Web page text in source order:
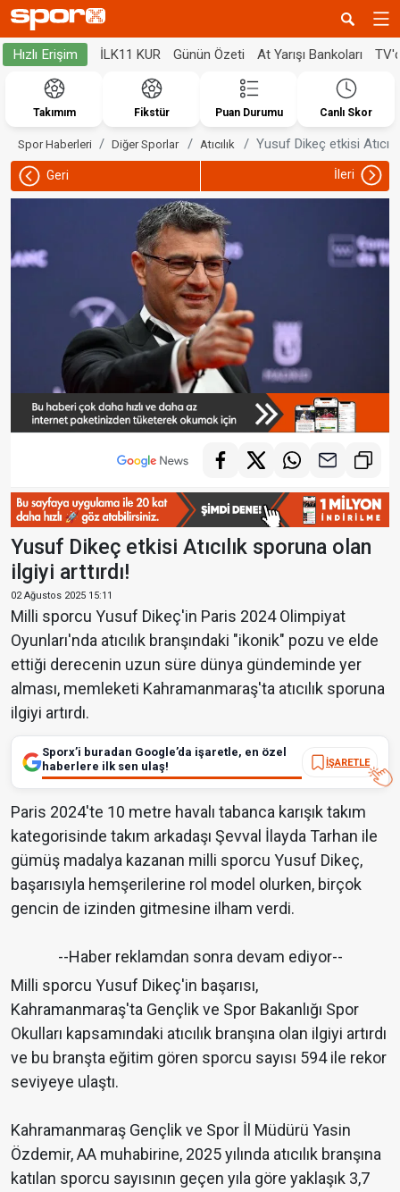
Hızlı Erişim İLK11 KUR Günün Özeti At Yarışı Bankoları
Takımım Fikstür Puan Durumu Canlı Skor
Spor Haberleri Diğer Sporlar Atıcılık Yusuf Dikeç etkisi
Geri İleri
Yusuf Dikeç etkisi Atıcılık sporuna olan
ilgiyi arttırdı!
02 Ağustos 2025 15:11
Milli sporcu Yusuf Dikeç'in Paris 2024 Olimpiyat
Oyunları'nda atıcılık branşındaki "ikonik" pozu ve elde
ettiği derecenin uzun süre dünya gündeminde yer
alması, memleketi Kahramanmaraş'ta atıcılık sporuna
ilgiyi artırdı.
Sporx’i buradan Google’da işaretle, en özel
haberlere ilk sen ulaş!
İŞARETLE
Paris 2024'te 10 metre havalı tabanca karışık takım
kategorisinde takım arkadaşı Şevval İlayda Tarhan ile
gümüş madalya kazanan milli sporcu Yusuf Dikeç,
başarısıyla hemşerilerine rol model olurken, birçok
gencin de izinden gitmesine ilham verdi.
--Haber reklamdan sonra devam ediyor--
Milli sporcu Yusuf Dikeç'in başarısı,
Kahramanmaraş'ta Gençlik ve Spor Bakanlığı Spor
Okulları kapsamındaki atıcılık branşına olan ilgiyi artırdı
ve bu branşta eğitim gören sporcu sayısı 594 ile rekor
seviyeye ulaştı.
Kahramanmaraş Gençlik ve Spor İl Müdürü Yasin
Özdemir, AA muhabirine, 2025 yılında atıcılık branşına
katılan sporcu sayısının geçen yıla göre yaklaşık 3,7